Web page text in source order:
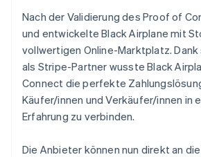
Nach der Validierung des Proof of
und entwickelte Black Airplane mit
vollwertigen Online-Marktplatz. Dank
als Stripe-Partner wusste Black
Connect die perfekte
Käufer/innen und Verkäufer/innen in
Erfahrung zu verbinden.
Die Anbieter können nun direkt an